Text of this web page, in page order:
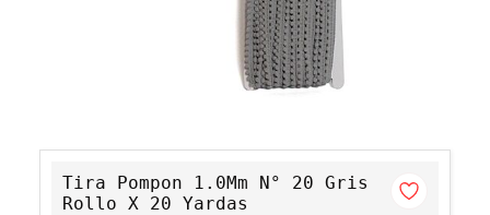
Tira Pompon 1.0Mm N° 20 Gris
Rollo X 20 Yardas